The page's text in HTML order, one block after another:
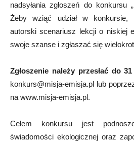
nadsyłania zgłoszeń do konkursu
Żeby wziąć udział w konkursie,
autorski scenariusz lekcji o niskiej
swoje szanse i zgłaszać się
Zgłoszenie należy przesłać do
konkurs@misja-emisja.pl lub
na www.misja-emisja.pl.
Celem konkursu jest
świadomości ekologicznej oraz